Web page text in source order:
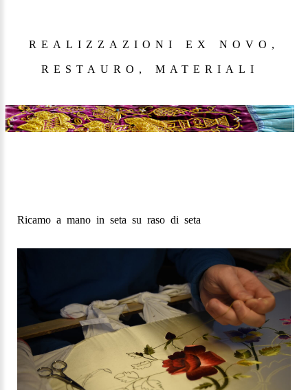
REALIZZAZIONI EX NOVO,
RESTAURO, MATERIALI
Ricamo a mano in seta su raso di seta